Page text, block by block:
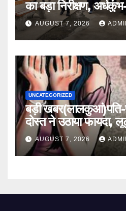
का बड़ा निरीक्षण,
लिया जायजा
AUGUST 7, 2026
UNCATEGORIZED
बड़ी
दोस्त ने उठाया फायदा,
AUGUST 7, 2026